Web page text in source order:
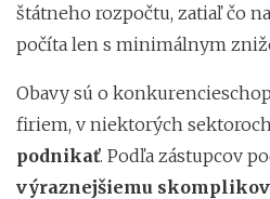
štátneho rozpočtu, zatiaľ čo
počíta len s minimálnym
Obavy sú o
firiem, v niektorých
podnikať. Podľa zástupcov
výraznejšiemu